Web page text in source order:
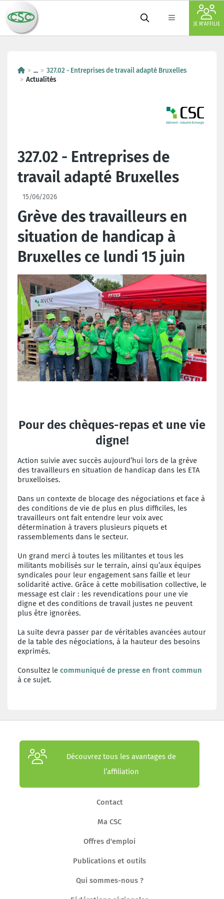
JE M'AFFILIE
...
327.02 - Entreprises de travail adapté Bruxelles
Actualités
327.02 - Entreprises de
travail adapté Bruxelles
15/06/2026
Grève des travailleurs en
situation de handicap à
Bruxelles ce lundi 15 juin
Pour des chèques-repas et une vie
digne!
Action suivie avec succès aujourd’hui lors de la grève
des travailleurs en situation de handicap dans les ETA
bruxelloises.
Dans un contexte de blocage des négociations et face à
des conditions de vie de plus en plus difficiles, les
travailleurs ont fait entendre leur voix avec
détermination à travers plusieurs piquets et
rassemblements dans le secteur.
Un grand merci à toutes les militantes et tous les
militants mobilisés sur le terrain, ainsi qu’aux équipes
syndicales pour leur engagement sans faille et leur
solidarité active. Grâce à cette mobilisation collective, le
message est clair : les revendications pour une vie
digne et des conditions de travail justes ne peuvent
plus être ignorées.
La suite devra passer par de véritables avancées autour
de la table des négociations, à la hauteur des besoins
exprimés.
Consultez le communiqué de presse en front commun
à ce sujet.
Découvrez tous les avantages de
l’affiliation
Contact
Ma CSC
Offres d'emploi
Publications et outils
Qui sommes-nous ?